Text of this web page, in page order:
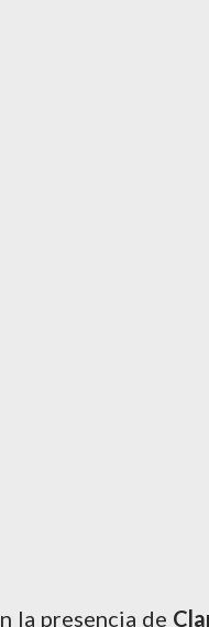
la presencia de